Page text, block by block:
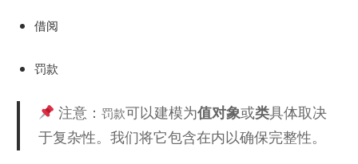
借阅
罚款
注意：罚款可以建模为值对象或类具体取决
于复杂性。我们将它包含在内以确保完整性。